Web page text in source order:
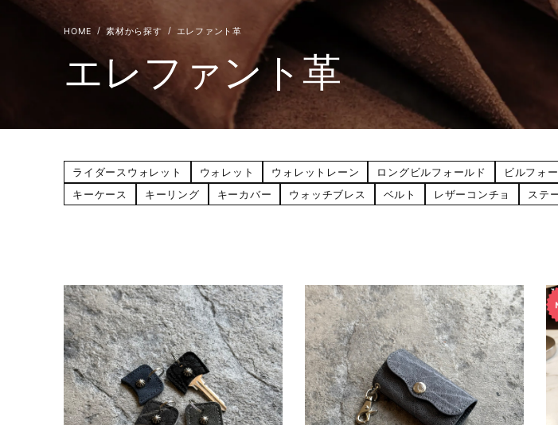
素材から探す エレファント革
エレファント革
ライダースウォレット ウォレット ウォレットレーン ロングビルフォールド ビルフォ
キーケース
キーリング キーカバー ウォッチブレス ベルト レザーコンチョ ステ